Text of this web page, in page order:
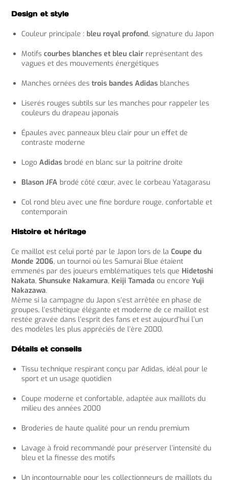
Design et style
Couleur principale : bleu royal profond, signature du Japon
Motifscourbes blanches et bleu clair représentant des
vagues et des mouvements énergétiques
Manches ornées destrois bandes Adidas blanches
Liserés rouges subtils sur les manches pour rappeler les
couleurs du drapeau japonais
Épaules avec panneaux bleu clair pour un effet de
contraste moderne
LogoAdidas brodé en blanc sur la poitrine droite
Blason JFA brodé côté cœur, avec le corbeau Yatagarasu
Col rond bleu avec une fine bordure rouge, confortable et
contemporain
Histoire et héritage
Ce maillot est celui porté par le Japon lors de laCoupe du
Monde 2006, un tournoi où les Samurai Blue étaient
emmenés par des joueurs emblématiques tels que Hidetoshi
Nakata,Shunsuke Nakamura, Keiji Tamada ou encoreYuji
Nakazawa.
Même si la campagne du Japon s’est arrêtée en phase de
groupes, l’esthétique élégante et moderne de ce maillot est
restée gravée dans l’esprit des fans et est aujourd’hui l’un
des modèles les plus appréciés de l’ère 2000.
Détails et conseils
Tissu technique respirant conçu par Adidas, idéal pour le
sport et un usage quotidien
Coupe moderne et confortable, adaptée aux maillots du
milieu des années 2000
Broderies de haute qualité pour un rendu premium
Lavage à froid recommandé pour préserver l’intensité du
bleu et la finesse des motifs
Un incontournable pour les collectionneurs de maillots du